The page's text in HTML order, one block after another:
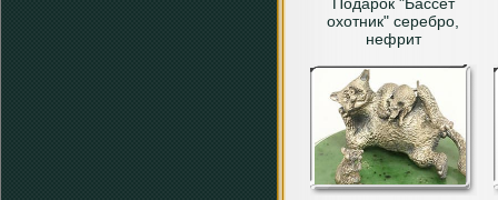
охотник" серебро,
нефрит